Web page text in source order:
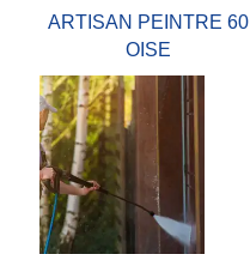
ARTISAN PEINTRE 60
OISE